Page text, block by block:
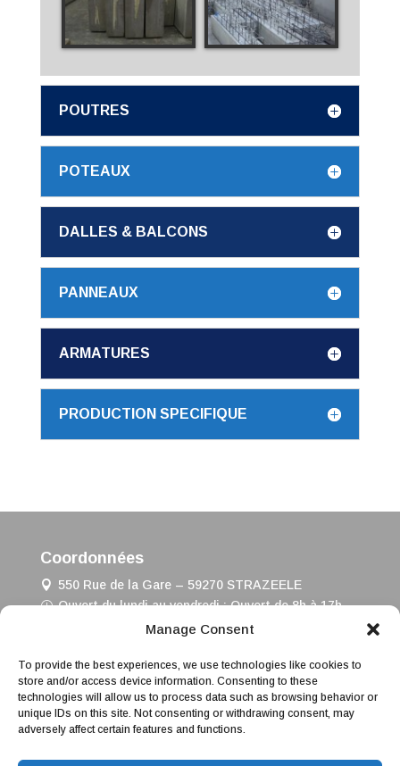
Manage Consent
To provide the best experiences, we use technologies like cookies to
store and/or access device information. Consenting to these
technologies will allow us to process data such as browsing behavior or
unique IDs on this site. Not consenting or withdrawing consent, may
adversely affect certain features and functions.
POUTRES
POTEAUX
DALLES & BALCONS
PANNEAUX
ARMATURES
PRODUCTION SPECIFIQUE
Coordonnées
550 Rue de la Gare – 59270 STRAZEELE
Ouvert du lundi au vendredi : Ouvert de 8h à 17h
Liens d’accès rapides
ACCUEIL
>
PLAN DU SITE